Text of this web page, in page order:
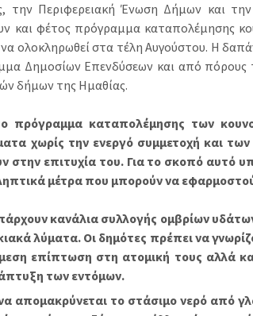
την Περιφερειακή Ένωση Δήμων και
και φέτος πρόγραμμα καταπολέμησης
να ολοκληρωθεί στα τέλη Αυγούστου. Η
Δημοσίων Επενδύσεων και από πόρους
δήμων της Ημαθίας.
πρόγραμμα καταπολέμησης των
χωρίς την ενεργό συμμετοχή και
στην επιτυχία του. Για το σκοπό αυτό
μέτρα που μπορούν να
κανάλια συλλογής ομβρίων
λύματα. Οι δημότες πρέπει να
επίπτωση στη ατομική τους αλλά
των εντόμων.
απομακρύνεται το στάσιμο νερό από